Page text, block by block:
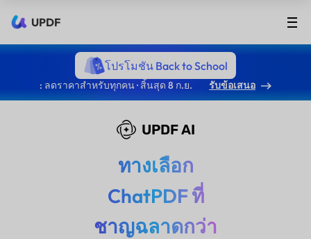
UPDF
โปรโมชัน Back to School
: ลดราคาสำหรับทุกคน · สิ้นสุด 8 ก.ย. รับข้อเสนอ
UPDF AI
ทางเลือก
ChatPDF ที่
ชาญฉลาดกว่า